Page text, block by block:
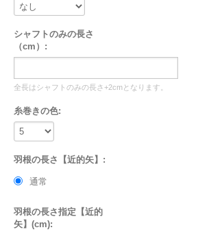
シャフトのみの長さ
（cm）:
全長はシャフトのみの長さ+2cmとなります。
糸巻きの色:
羽根の長さ【近的矢】:
通常
羽根の長さ指定【近的
矢】(cm):